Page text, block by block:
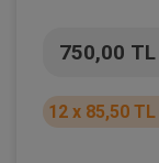
750,00 TL
12 x 85,50 TL